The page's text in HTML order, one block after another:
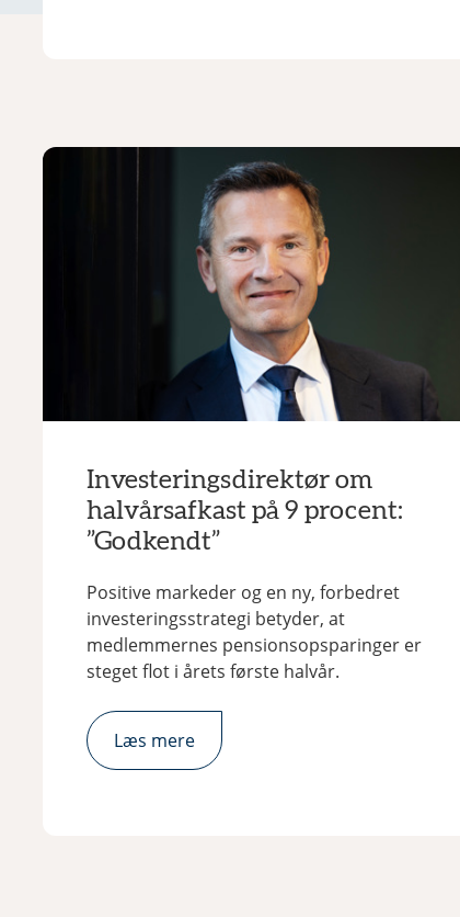
Investeringsdirektør om
halvårsafkast på 9 procent:
”Godkendt”
Positive markeder og en ny, forbedret
investeringsstrategi betyder, at
medlemmernes pensionsopsparinger er
steget flot i årets første halvår.
Læs mere